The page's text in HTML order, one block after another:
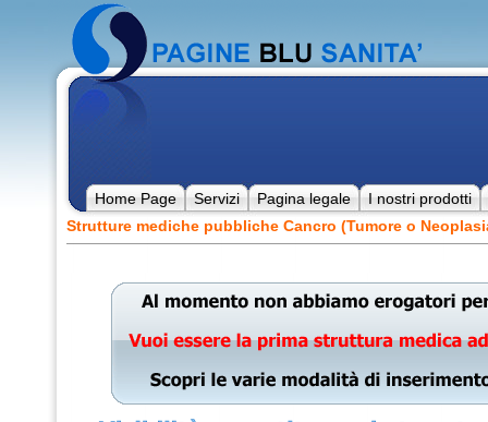
Home Page Servizi Pagina legale
I nostri prodotti
Strutture mediche pubbliche Cancro (Tumore o